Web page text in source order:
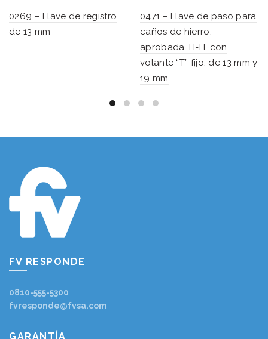
0269 – Llave de registro
de 13 mm
0471 – Llave de paso para
caños de hierro,
aprobada, H-H, con
volante “T” fijo, de 13 mm y
19 mm
FV RESPONDE
0810-555-5300
fvresponde@fvsa.com
GARANTÍA